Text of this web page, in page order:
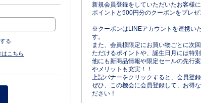
る
はこちら
新規会員登録をしていただいたお客様
ポイントと500円分のクーポンをプレゼ
※クーポンはLINEアカウントを連携い
す。
また、会員様限定にお買い物ごとに次
ただけるポイントや、誕生日月には特
他にも新商品情報や限定セールの先行
やメリットも充実！！
上記バナーをクリックすると、会員登録
ぜひ、この機会に会員登録して、お得
ださい！